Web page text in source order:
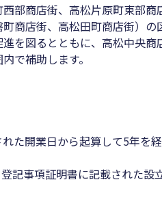
部商店街、高松片原町東部商
商店街、高松田町商店街）
を図るとともに、高松中央
で補助します。
た開業日から起算して5年を
記事項証明書に記載された設